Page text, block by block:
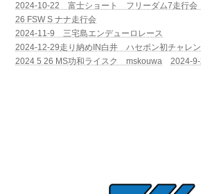
2024-10-22 富士ショート フリーダム7走行
26 FSW S ナナ走行会
2024-11-9 三宅島エンデューロレース
2024-12-29走り納めIN白井 ハセポン初チャレ
2024 5 26 MS功和ライスク mskouwa
2024-